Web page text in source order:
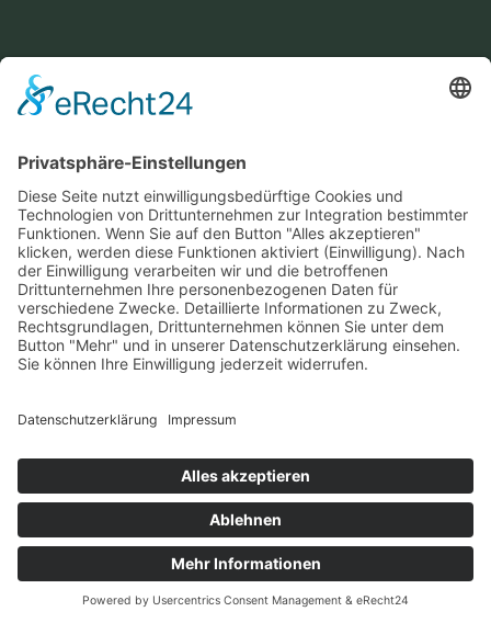
Ein Produkt von SYNTURA - Emotion,
Spaß und Herausforderung
KONTAKT
+49 7422 240693
Impressum Datenschutz­
© Hirschgrund Zipline Area
Vertrag widerrufen